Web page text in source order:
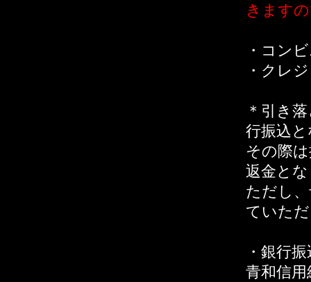
きます
・コン
・クレ
＊引き
行振込
その際
返金と
ただし
ていた
・銀行
青和信